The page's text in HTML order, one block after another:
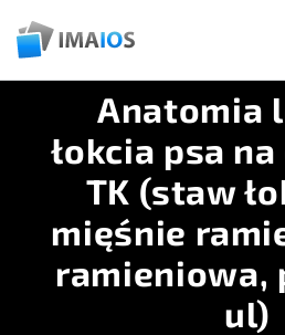
Anatomia
łokcia psa
TK (staw
mięśnie
ramieniowa,
ul)